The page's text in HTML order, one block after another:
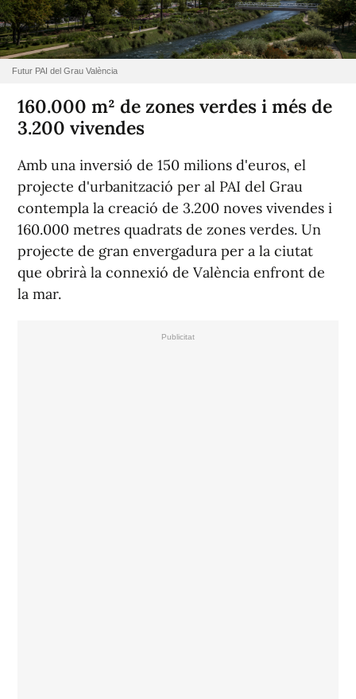
Futur PAI del Grau València
160.000 m² de zones verdes i més de
3.200 vivendes
Amb una inversió de 150 milions d'euros, el
projecte d'urbanització per al PAI del Grau
contempla la creació de 3.200 noves vivendes i
160.000 metres quadrats de zones verdes. Un
projecte de gran envergadura per a la ciutat
que obrirà la connexió de València enfront de
la mar.